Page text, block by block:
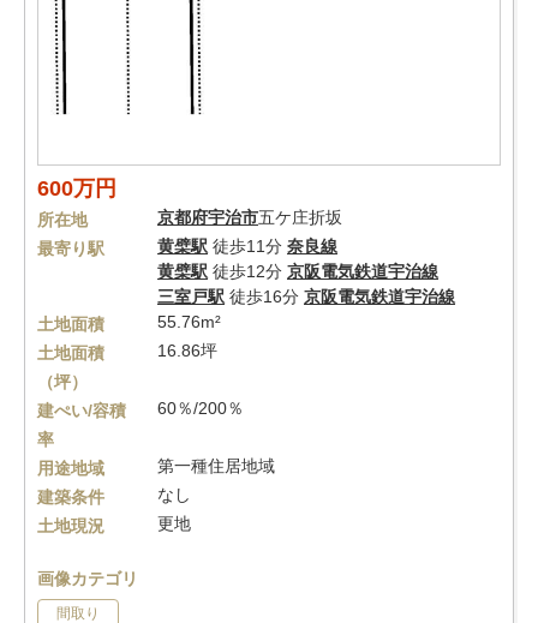
600万円
所在地 京都府宇治市五ケ庄折坂
最寄り駅
黄檗駅 徒歩11分 奈良線
黄檗駅 徒歩12分 京阪電気鉄道宇治線
三室戸駅 徒歩16分 京阪電気鉄道宇治線
土地面積
55.76m²
土地面積
（坪）
16.86坪
建ぺい/容積
率
60％/200％
用途地域
第一種住居地域
建築条件
なし
土地現況
更地
画像カテゴリ
間取り